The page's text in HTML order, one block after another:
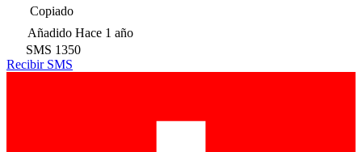
Copiado
Añadido Hace 1 año
SMS 1350
Recibir SMS